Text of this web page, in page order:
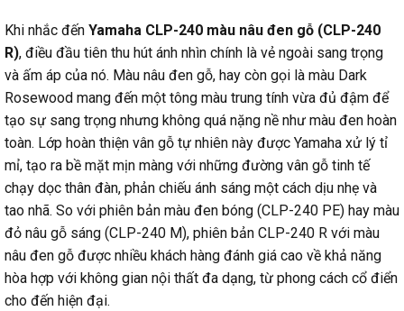
Khi nhắc đến Yamaha CLP-240 màu nâu đen gỗ (CLP-240
R), điều đầu tiên thu hút ánh nhìn chính là vẻ ngoài sang trọng
và ấm áp của nó. Màu nâu đen gỗ, hay còn gọi là màu Dark
Rosewood mang đến một tông màu trung tính vừa đủ đậm để
tạo sự sang trọng nhưng không quá nặng nề như màu đen hoàn
toàn. Lớp hoàn thiện vân gỗ tự nhiên này được Yamaha xử lý tỉ
mỉ, tạo ra bề mặt mịn màng với những đường vân gỗ tinh tế
chạy dọc thân đàn, phản chiếu ánh sáng một cách dịu nhẹ và
tao nhã. So với phiên bản màu đen bóng (CLP-240 PE) hay màu
đỏ nâu gỗ sáng (CLP-240 M), phiên bản CLP-240 R với màu
nâu đen gỗ được nhiều khách hàng đánh giá cao về khả năng
hòa hợp với không gian nội thất đa dạng, từ phong cách cổ điển
cho đến hiện đại.